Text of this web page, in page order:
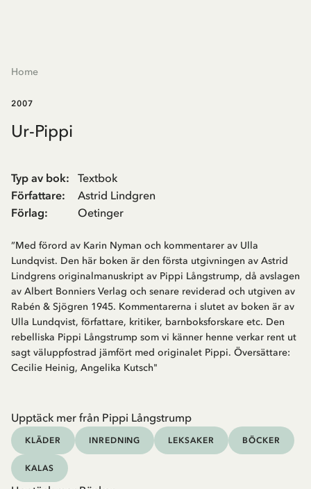
Home
2007
Ur-Pippi
Typ av bok:
Textbok
Författare:
Astrid Lindgren
Förlag: Oetinger
”Med förord ​​av Karin Nyman och kommentarer av Ulla
Lundqvist. Den här boken är den första utgivningen av Astrid
Lindgrens originalmanuskript av Pippi Långstrump, då avslagen
av Albert Bonniers Verlag och senare reviderad och utgiven av
Rabén & Sjögren 1945. Kommentarerna i slutet av boken är av
Ulla Lundqvist, författare, kritiker, barnboksforskare etc. Den
rebelliska Pippi Långstrump som vi känner henne verkar rent ut
sagt väluppfostrad jämfört med originalet Pippi. Översättare:
Cecilie Heinig, Angelika Kutsch"
Upptäck mer från Pippi Långstrump
KLÄDER INREDNING LEKSAKER BÖCKER
KALAS